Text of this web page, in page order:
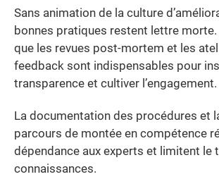
Sans animation de la culture
bonnes pratiques restent lettre
que les revues post-mortem et les
feedback sont indispensables pour
transparence et cultiver l’engagement.
La documentation des procédures et
parcours de montée en compétence
dépendance aux experts et limitent le
connaissances.